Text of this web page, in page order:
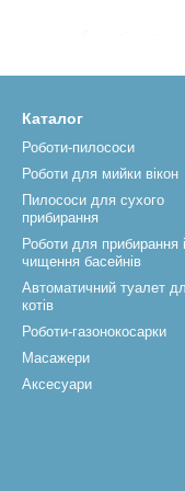
на усуненні
відсутністю
тим, що вони
прихованого бачка
крізь отвори
разом із водою у
розпочинає
промиваючи та
собак дрібних
Каталог
Роботи-пилососи
Роботи для мийки вікон
Пилососи для сухого
прибирання
Роботи для прибирання і
чищення басейнів
Автоматичний туалет
котів
Роботи-газонокосарки
Масажери
Аксесуари